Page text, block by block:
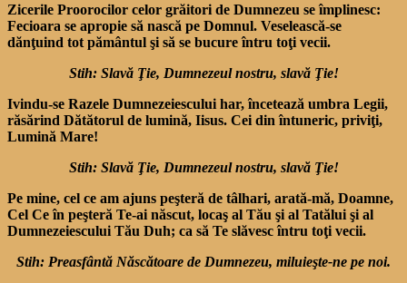
Zicerile Proorocilor celor grăitori de Dumnezeu se împlinesc:
Fecioara se apropie să nască pe Domnul. Veselească-se
dănţuind tot pământul şi să se bucure întru toţi vecii.
Stih: Slavă Ţie, Dumnezeul nostru, slavă Ţie!
Ivindu-se Razele Dumnezeies­cului har, încetează umbra Legii,
răsărind Dătătorul de lumină, Iisus. Cei din întuneric, priviţi,
Lumină Mare!
Stih: Slavă Ţie, Dumnezeul nostru, slavă Ţie!
Pe mine, cel ce am ajuns peşteră de tâlhari, arată-mă, Doamne,
Cel Ce în peşteră Te-ai născut, locaş al Tău şi al Tatălui şi al
Dumnezeiescului Tău Duh; ca să Te slăvesc întru toţi vecii.
Stih: Preasfântă Născătoare de Dumnezeu, miluieşte-ne pe noi.